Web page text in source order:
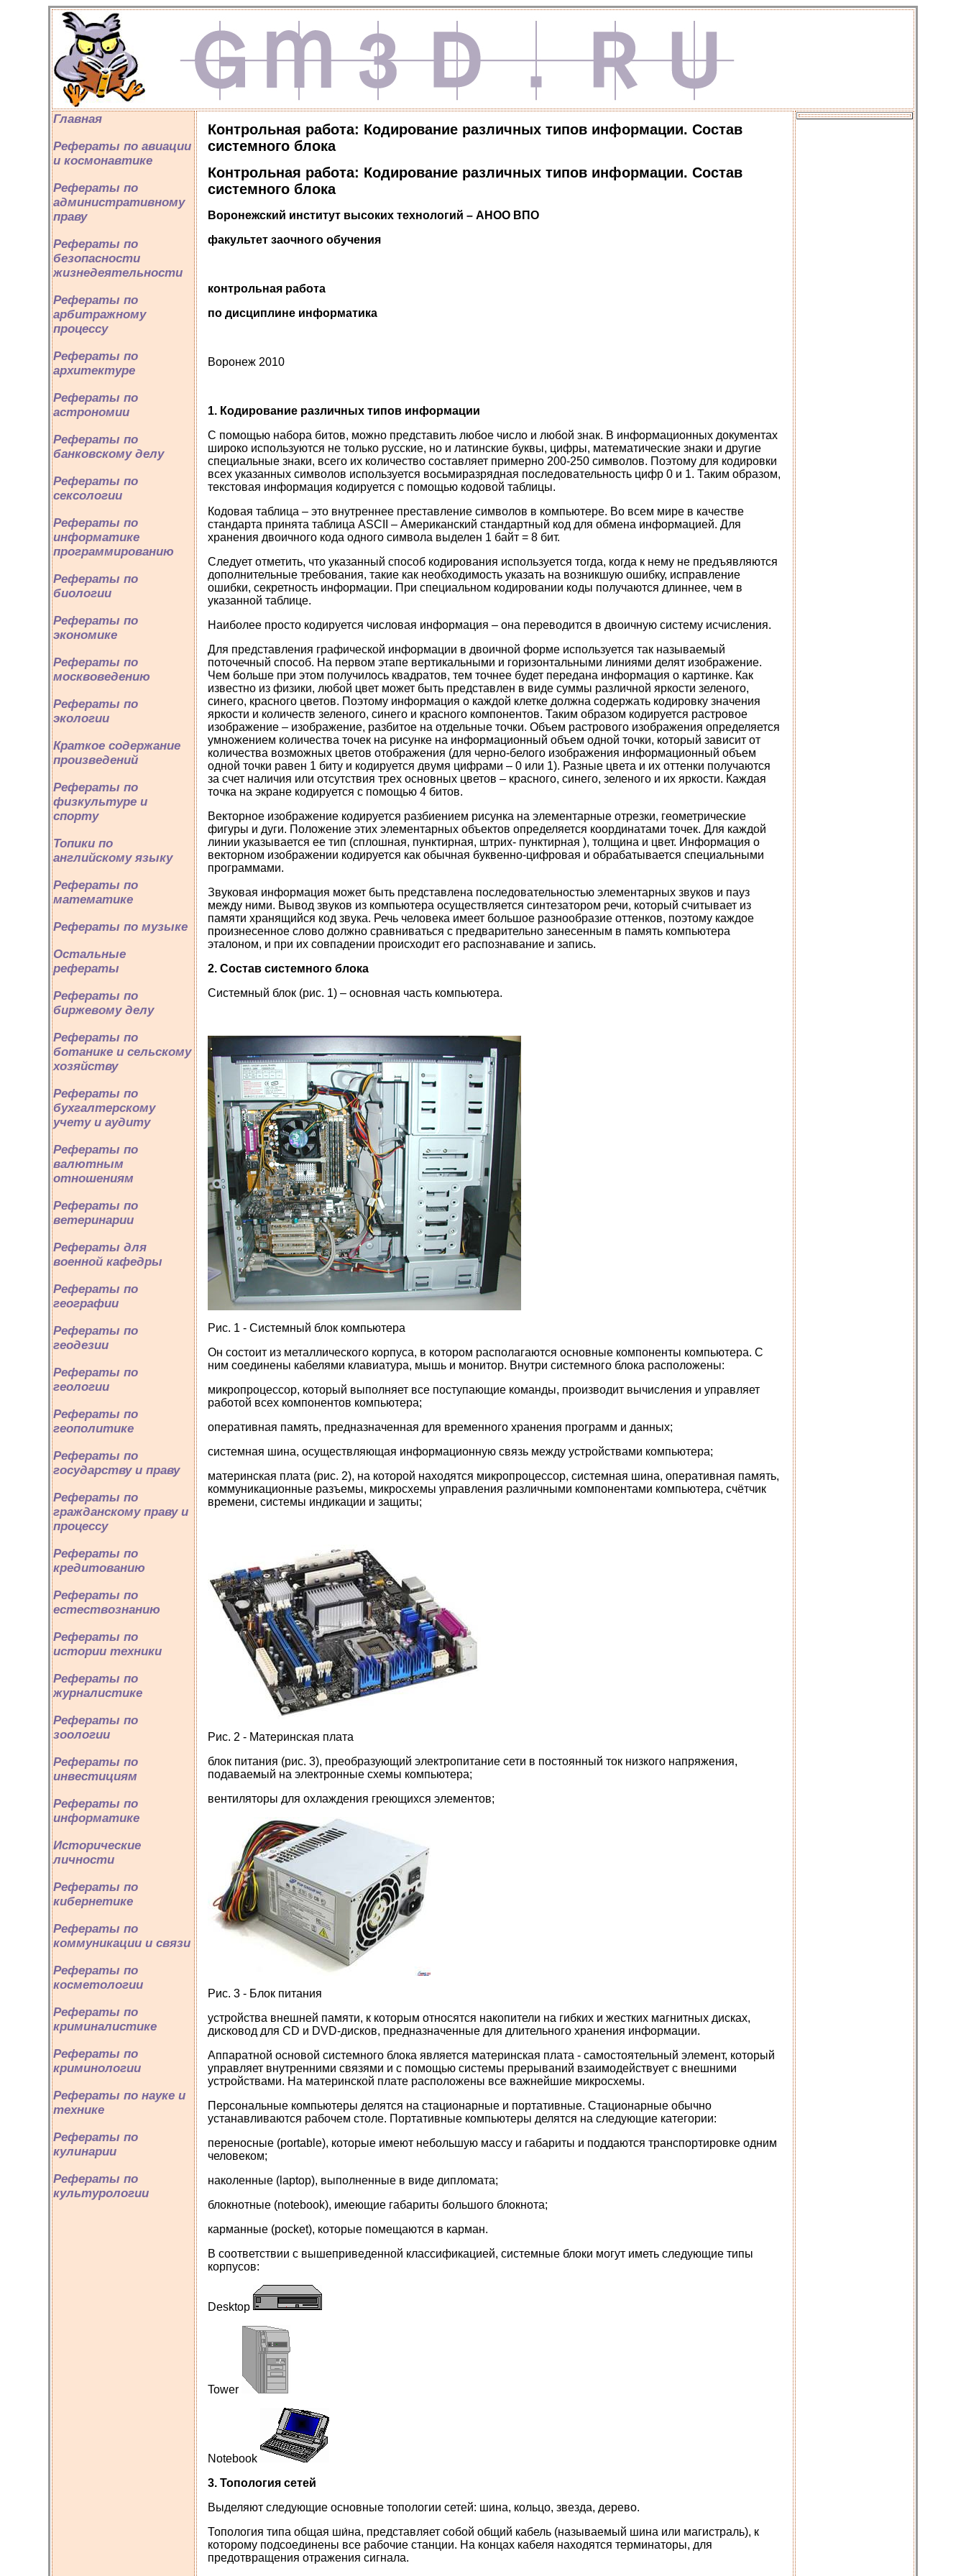
Главная
Рефераты по авиации
и космонавтике
Рефераты по
административному
праву
Рефераты по
безопасности
жизнедеятельности
Рефераты по
арбитражному
процессу
Рефераты по
архитектуре
Рефераты по
астрономии
Рефераты по
банковскому делу
Рефераты по
сексологии
Рефераты по
информатике
программированию
Рефераты по
биологии
Рефераты по
экономике
Рефераты по
москвоведению
Рефераты по
экологии
Краткое содержание
произведений
Рефераты по
физкультуре и
спорту
Топики по
английскому языку
Рефераты по
математике
Рефераты по музыке
Остальные
рефераты
Рефераты по
биржевому делу
Рефераты по
ботанике и сельскому
хозяйству
Рефераты по
бухгалтерскому
учету и аудиту
Рефераты по
валютным
отношениям
Рефераты по
ветеринарии
Рефераты для
военной кафедры
Рефераты по
географии
Рефераты по
геодезии
Рефераты по
геологии
Рефераты по
геополитике
Рефераты по
государству и праву
Рефераты по
гражданскому праву и
процессу
Рефераты по
кредитованию
Рефераты по
естествознанию
Рефераты по
истории техники
Рефераты по
журналистике
Рефераты по
зоологии
Рефераты по
инвестициям
Рефераты по
информатике
Исторические
личности
Рефераты по
кибернетике
Рефераты по
коммуникации и связи
Рефераты по
косметологии
Рефераты по
криминалистике
Рефераты по
криминологии
Рефераты по науке и
технике
Рефераты по
кулинарии
Рефераты по
культурологии
Контрольная работа: Кодирование различных типов информации. Состав
системного блока
Контрольная работа: Кодирование различных типов информации. Состав
системного блока
Воронежский институт высоких технологий – АНОО ВПО
факультет заочного обучения
контрольная работа
по дисциплине информатика
Воронеж 2010
1. Кодирование различных типов информации
С помощью набора битов, можно представить любое число и любой знак. В информационных документах
широко используются не только русские, но и латинские буквы, цифры, математические знаки и другие
специальные знаки, всего их количество составляет примерно 200-250 символов. Поэтому для кодировки
всех указанных символов используется восьмиразрядная последовательность цифр 0 и 1. Таким образом,
текстовая информация кодируется с помощью кодовой таблицы.
Кодовая таблица – это внутреннее преставление символов в компьютере. Во всем мире в качестве
стандарта принята таблица ASCII – Американский стандартный код для обмена информацией. Для
хранения двоичного кода одного символа выделен 1 байт = 8 бит.
Следует отметить, что указанный способ кодирования используется тогда, когда к нему не предъявляются
дополнительные требования, такие как необходимость указать на возникшую ошибку, исправление
ошибки, секретность информации. При специальном кодировании коды получаются длиннее, чем в
указанной таблице.
Наиболее просто кодируется числовая информация – она переводится в двоичную систему исчисления.
Для представления графической информации в двоичной форме используется так называемый
поточечный способ. На первом этапе вертикальными и горизонтальными линиями делят изображение.
Чем больше при этом получилось квадратов, тем точнее будет передана информация о картинке. Как
известно из физики, любой цвет может быть представлен в виде суммы различной яркости зеленого,
синего, красного цветов. Поэтому информация о каждой клетке должна содержать кодировку значения
яркости и количеств зеленого, синего и красного компонентов. Таким образом кодируется растровое
изображение – изображение, разбитое на отдельные точки. Объем растрового изображения определяется
умножением количества точек на рисунке на информационный объем одной точки, который зависит от
количества возможных цветов отображения (для черно-белого изображения информационный объем
одной точки равен 1 биту и кодируется двумя цифрами – 0 или 1). Разные цвета и их оттенки получаются
за счет наличия или отсутствия трех основных цветов – красного, синего, зеленого и их яркости. Каждая
точка на экране кодируется с помощью 4 битов.
Векторное изображение кодируется разбиением рисунка на элементарные отрезки, геометрические
фигуры и дуги. Положение этих элементарных объектов определяется координатами точек. Для каждой
линии указывается ее тип (сплошная, пунктирная, штрих- пунктирная ), толщина и цвет. Информация о
векторном изображении кодируется как обычная буквенно-цифровая и обрабатывается специальными
программами.
Звуковая информация может быть представлена последовательностью элементарных звуков и пауз
между ними. Вывод звуков из компьютера осуществляется синтезатором речи, который считывает из
памяти хранящийся код звука. Речь человека имеет большое разнообразие оттенков, поэтому каждое
произнесенное слово должно сравниваться с предварительно занесенным в память компьютера
эталоном, и при их совпадении происходит его распознавание и запись.
2. Состав системного блока
Системный блок (рис. 1) – основная часть компьютера.
Рис. 1 - Системный блок компьютера
Он состоит из металлического корпуса, в котором располагаются основные компоненты компьютера. С
ним соединены кабелями клавиатура, мышь и монитор. Внутри системного блока расположены:
микропроцессор, который выполняет все поступающие команды, производит вычисления и управляет
работой всех компонентов компьютера;
оперативная память, предназначенная для временного хранения программ и данных;
системная шина, осуществляющая информационную связь между устройствами компьютера;
материнская плата (рис. 2), на которой находятся микропроцессор, системная шина, оперативная память,
коммуникационные разъемы, микросхемы управления различными компонентами компьютера, счётчик
времени, системы индикации и защиты;
Рис. 2 - Материнская плата
блок питания (рис. 3), преобразующий электропитание сети в постоянный ток низкого напряжения,
подаваемый на электронные схемы компьютера;
вентиляторы для охлаждения греющихся элементов;
Рис. 3 - Блок питания
устройства внешней памяти, к которым относятся накопители на гибких и жестких магнитных дисках,
дисковод для CD и DVD-дисков, предназначенные для длительного хранения информации.
Аппаратной основой системного блока является материнская плата - самостоятельный элемент, который
управляет внутренними связями и с помощью системы прерываний взаимодействует с внешними
устройствами. На материнской плате расположены все важнейшие микросхемы.
Персональные компьютеры делятся на стационарные и портативные. Стационарные обычно
устанавливаются рабочем столе. Портативные компьютеры делятся на следующие категории:
переносные (portable), которые имеют небольшую массу и габариты и поддаются транспортировке одним
человеком;
наколенные (laptop), выполненные в виде дипломата;
блокнотные (notebook), имеющие габариты большого блокнота;
карманные (pocket), которые помещаются в карман.
В соответствии с вышеприведенной классификацией, системные блоки могут иметь следующие типы
корпусов:
Desktop
Tower
Notebook
3. Топология сетей
Выделяют следующие основные топологии сетей: шина, кольцо, звезда, дерево.
Топология типа общая ши́на, представляет собой общий кабель (называемый шина или магистраль), к
которому подсоединены все рабочие станции. На концах кабеля находятся терминаторы, для
предотвращения отражения сигнала.